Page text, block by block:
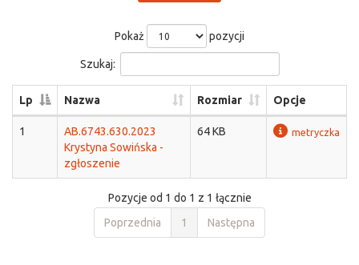
Pokaż pozycji
Szukaj:
Lp Nazwa Rozmiar Opcje
1
AB.6743.630.2023
Krystyna Sowińska -
zgłoszenie
64 KB metryczka
Pozycje od 1 do 1 z 1 łącznie
Poprzednia
1 Następna